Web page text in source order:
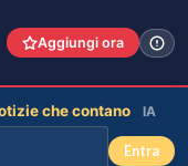
Aggiungi ora
che contano IA
Entra